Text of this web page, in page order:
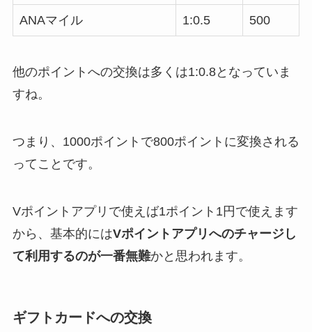
ANAマイル 1:0.5 500
他のポイントへの交換は多くは1:0.8となっていま
すね。
つまり、1000ポイントで800ポイントに変換される
ってことです。
Vポイントアプリで使えば1ポイント1円で使えます
から、基本的にはVポイントアプリへのチャージし
て利用するのが一番無難かと思われます。
ギフトカードへの交換